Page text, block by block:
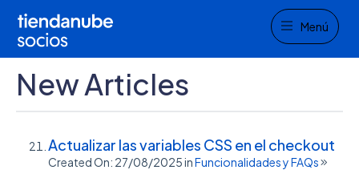
Menu
Menú
New Articles
Actualizar las variables CSS en el checkout
Created On: 27/08/2025inFuncionalidades y FAQs